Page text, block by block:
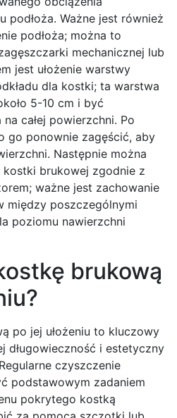
podłoża. Ważne jest również
podłoża; można to
mechanicznej lub
jest ułożenie warstwy
dla kostki; ta warstwa
5-10 cm i być
całej powierzchni. Po
go ponownie zagęścić, aby
Następnie można
kostki brukowej zgodnie z
ważne jest zachowanie
między poszczególnymi
poziomu nawierzchni
brukową
po jej ułożeniu to kluczowy
długowieczność i estetyczny
czyszczenie
podstawowym zadaniem
pokrytego kostką